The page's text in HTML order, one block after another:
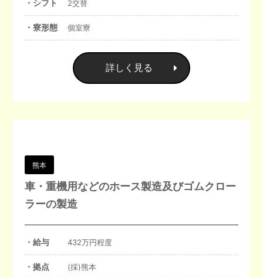
・シフト 2交替
・寮形態 個室寮
詳しく見る
熊本
車・重機用などのホース製造及びゴムクロー
ラーの製造
・給与 432万円程度
・拠点 (採)熊本